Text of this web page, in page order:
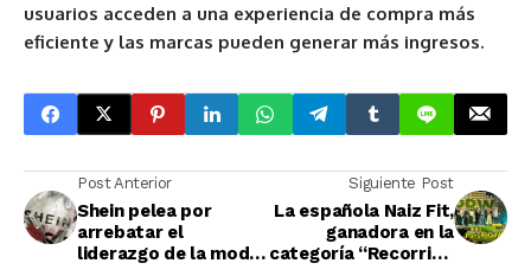
usuarios acceden a una experiencia de compra más
eficiente y las marcas pueden generar más ingresos.
Post Anterior
Shein pelea por
arrebatar el
liderazgo de la moda
Siguiente Post
La española Naiz Fit,
ganadora en la
categoría “Recorrido